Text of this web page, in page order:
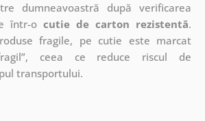
dumneavoastră după verificarea
într-o cutie de carton rezistentă.
fragile, pe cutie este marcat
ceea ce reduce riscul de
transportului.